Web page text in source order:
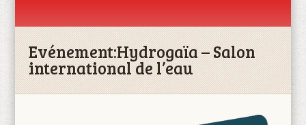
Evénement:Hydrogaïa – Salon
international de l’eau